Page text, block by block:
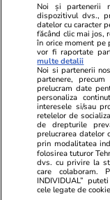
Viva.ro
Ce s-a aflat
Manda i-a suprins
făcut de Olguța
soțului e chiar cir...
Noi și partenerii
dispozitivul dvs.,
datelor cu caracter
făcând clic mai jos,
în orice moment pe
vor fi raportate
multe detalii
Noi si partenerii
partenere,
prelucram date
personaliza
interesele si/sau
retelelor de
de drepturile
prelucrarea datelor
prin modalitatea
folosirea tuturor
dvs. cu privire la
care colaboram.
INDIVIDUAL”
cele legate de